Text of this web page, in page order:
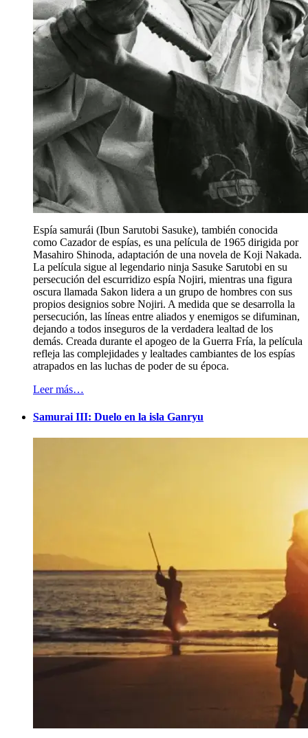
Espía samurái (Ibun Sarutobi Sasuke), también conocida
como Cazador de espías, es una película de 1965 dirigida por
Masahiro Shinoda, adaptación de una novela de Koji Nakada.
La película sigue al legendario ninja Sasuke Sarutobi en su
persecución del escurridizo espía Nojiri, mientras una figura
oscura llamada Sakon lidera a un grupo de hombres con sus
propios designios sobre Nojiri. A medida que se desarrolla la
persecución, las líneas entre aliados y enemigos se difuminan,
dejando a todos inseguros de la verdadera lealtad de los
demás. Creada durante el apogeo de la Guerra Fría, la película
refleja las complejidades y lealtades cambiantes de los espías
atrapados en las luchas de poder de su época.
Leer más…
Samurai III: Duelo en la isla Ganryu